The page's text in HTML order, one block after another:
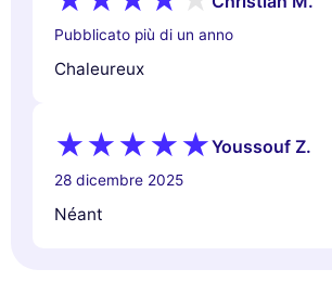
Pubblicato più di un anno
Chaleureux
Youssouf Z.
28 dicembre 2025
Néant